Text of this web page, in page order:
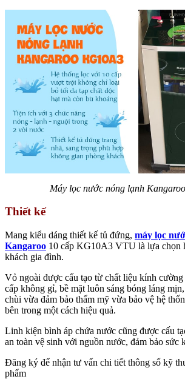
Máy lọc nước nóng lạnh
Thiết kế
Mang kiểu dáng thiết kế tủ đứng, máy lọc
Kangaroo 10 cấp KG10A3 VTU là lựa chọn
khách gia đình.
Vỏ ngoài được cấu tạo từ chất liệu kính
cấp không gỉ, bề mặt luôn sáng bóng láng
chùi vừa đảm bảo thẩm mỹ vừa bảo vệ hệ
bên trong một cách hiệu quả.
Linh kiện bình áp chứa nước cũng được cấu
an toàn vệ sinh với nguồn nước, đảm bảo sức
Đăng ký để nhận tư vấn chi tiết thông số kỹ
phẩm